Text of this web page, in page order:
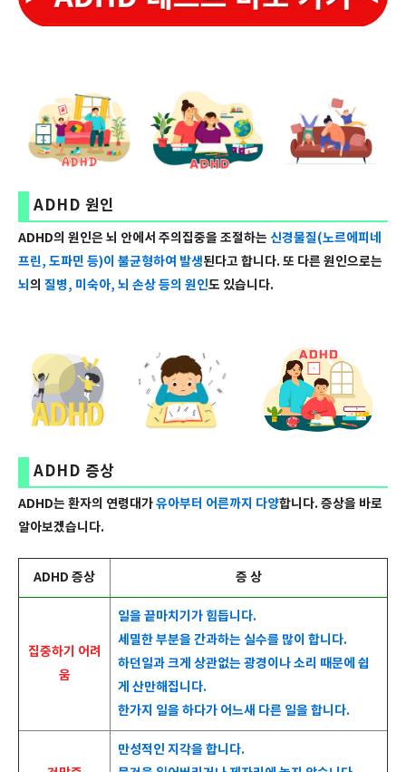
ADHD 원인
ADHD의 원인은 뇌 안에서 주의집중을 조절하는 신경물질(노르에피네
프린, 도파민 등)이 불균형하여 발생된다고 합니다. 또 다른 원인으로는
뇌 의 질병, 미숙아, 뇌 손상 등의 원인도 있습니다.
ADHD 증상
ADHD는 환자의 연령대가유아부터 어른까지 다양합니다. 증상을 바로
알아보겠습니다.
ADHD 증상 증 상
집중하기 어려
움
일을 끝마치기가 힘듭니다.
세밀한 부분을 간과하는 실수를 많이 합니다.
하던일과 크게 상관없는 광경이나 소리 때문에 쉽
게 산만해집니다.
한가지 일을 하다가 어느새 다른 일을 합니다.
만성적인 지각을 합니다.